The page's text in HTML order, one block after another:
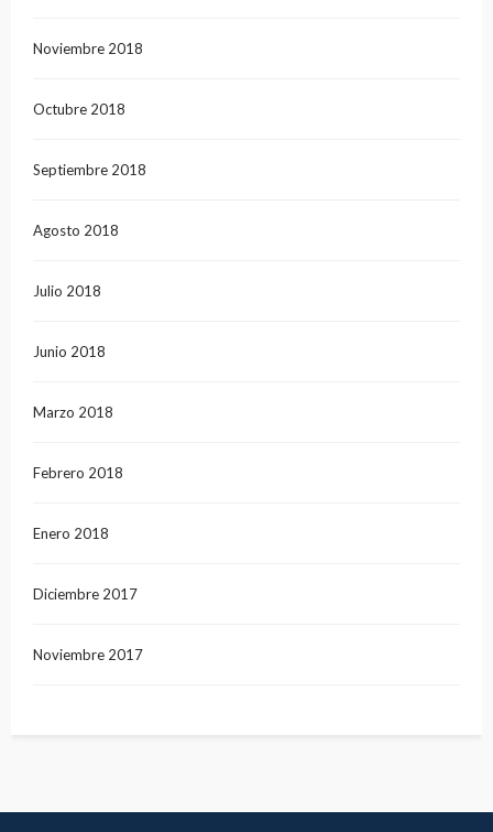
Noviembre 2018
Octubre 2018
Septiembre 2018
Agosto 2018
Julio 2018
Junio 2018
Marzo 2018
Febrero 2018
Enero 2018
Diciembre 2017
Noviembre 2017